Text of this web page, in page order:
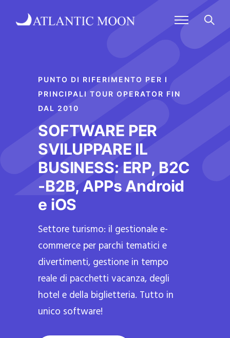
PUNTO DI RIFERIMENTO PER I
PRINCIPALI TOUR OPERATOR FIN
DAL 2010
SOFTWARE PER
SVILUPPARE IL
BUSINESS: ERP, B2C
-B2B, APPs Android
e iOS
Settore turismo: il gestionale e-
commerce per parchi tematici e
divertimenti, gestione in tempo
reale di pacchetti vacanza, degli
hotel e della biglietteria. Tutto in
unico software!